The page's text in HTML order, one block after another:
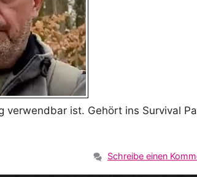
verwendbar ist. Gehört ins Survival
Schreibe einen